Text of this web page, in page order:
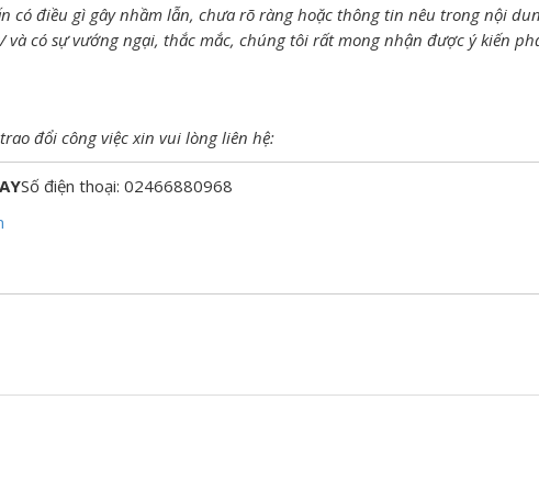
có điều gì gây nhầm lẫn, chưa rõ ràng hoặc thông tin nêu trong nội
và có sự vướng ngại, thắc mắc, chúng tôi rất mong nhận được ý kiến
đổi công việc xin vui lòng liên hệ:
Số điện thoại: 02466880968